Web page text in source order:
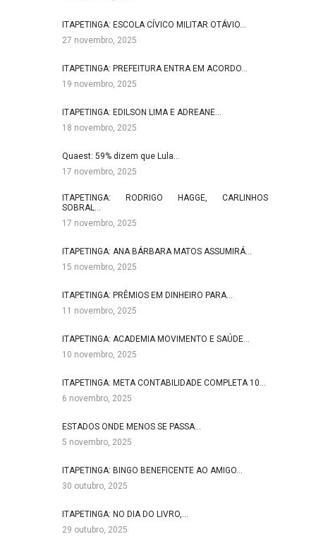
ITAPETINGA: ESCOLA CÍVICO MILITAR OTÁVIO…
27 novembro, 2025
ITAPETINGA: PREFEITURA ENTRA EM ACORDO…
19 novembro, 2025
ITAPETINGA: EDILSON LIMA E ADREANE…
18 novembro, 2025
Quaest: 59% dizem que Lula…
17 novembro, 2025
ITAPETINGA: RODRIGO HAGGE, CARLINHOS
SOBRAL…
17 novembro, 2025
ITAPETINGA: ANA BÁRBARA MATOS ASSUMIRÁ…
15 novembro, 2025
ITAPETINGA: PRÊMIOS EM DINHEIRO PARA…
11 novembro, 2025
ITAPETINGA: ACADEMIA MOVIMENTO E SAÚDE…
10 novembro, 2025
ITAPETINGA: META CONTABILIDADE COMPLETA 10…
6 novembro, 2025
ESTADOS ONDE MENOS SE PASSA…
5 novembro, 2025
ITAPETINGA: BINGO BENEFICENTE AO AMIGO…
30 outubro, 2025
ITAPETINGA: NO DIA DO LIVRO,…
29 outubro, 2025